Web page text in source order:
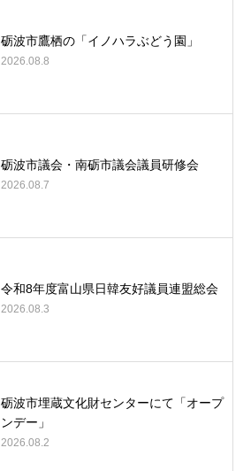
砺波市鷹栖の「イノハラぶどう園」
2026.08.8
砺波市議会・南砺市議会議員研修会
2026.08.7
令和8年度富山県日韓友好議員連盟総会
2026.08.3
砺波市埋蔵文化財センターにて「オープ
ンデー」
2026.08.2